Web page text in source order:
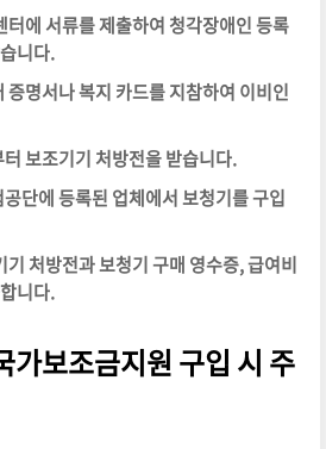
터에 서류를 제출하여 청각장애인 등록
니다.
증명서나 복지 카드를 지참하여 이비인
보조기기 처방전을 받습니다.
단에 등록된 업체에서 보청기를 구입
기 처방전과 보청기 구매 영수증, 급여비
니다.
가보조금지원 구입 시 주